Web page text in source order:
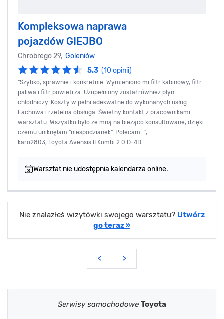
Kompleksowa naprawa
pojazdów GIEJBO
Chrobrego 29, Goleniów
5.3 (10 opinii)
"Szybko, sprawnie i konkretnie. Wymieniono mi filtr kabinowy, filtr
paliwa i filtr powietrza. Uzupełniony został również płyn
chłodniczy. Koszty w pełni adekwatne do wykonanych usług.
Fachowa i rzetelna obsługa. Świetny kontakt z pracownikami
warsztatu. Wszystko było ze mną na bieżąco konsultowane, dzięki
czemu uniknęłam "niespodzianek". Polecam...",
karo2803, Toyota Avensis II Kombi 2.0 D-4D
Warsztat nie udostępnia kalendarza online.
Nie znalazłeś wizytówki swojego warsztatu? Utwórz
go teraz »
< >
Serwisy samochodowe Toyota